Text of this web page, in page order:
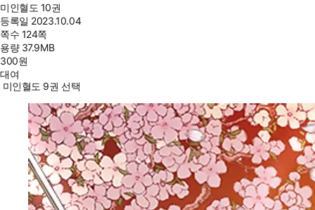
미인혈도 10권
등록일 2023.10.04
쪽수 124쪽
용량 37.9MB
300원
대여
미인혈도 9권 선택